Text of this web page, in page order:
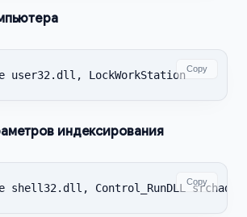
user32.dll, LockWorkStationCopy
индексирования
shell32.dll, Control_RunDLLCopy